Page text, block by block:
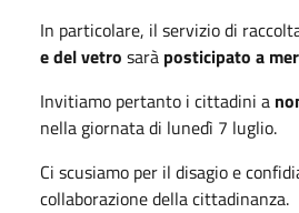
In particolare, il servizio di
e del vetro sarà posticipato a
Invitiamo pertanto i cittadini a
nella giornata di lunedì 7 luglio.
Ci scusiamo per il disagio e
collaborazione della cittadinanza.